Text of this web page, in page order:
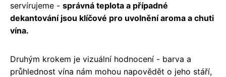
servírujeme - správná teplota a případné
dekantování jsou klíčové pro uvolnění aroma a chuti
vína.
Druhým krokem je vizuální hodnocení - barva a
průhlednost vína nám mohou napovědět o jeho stáří,